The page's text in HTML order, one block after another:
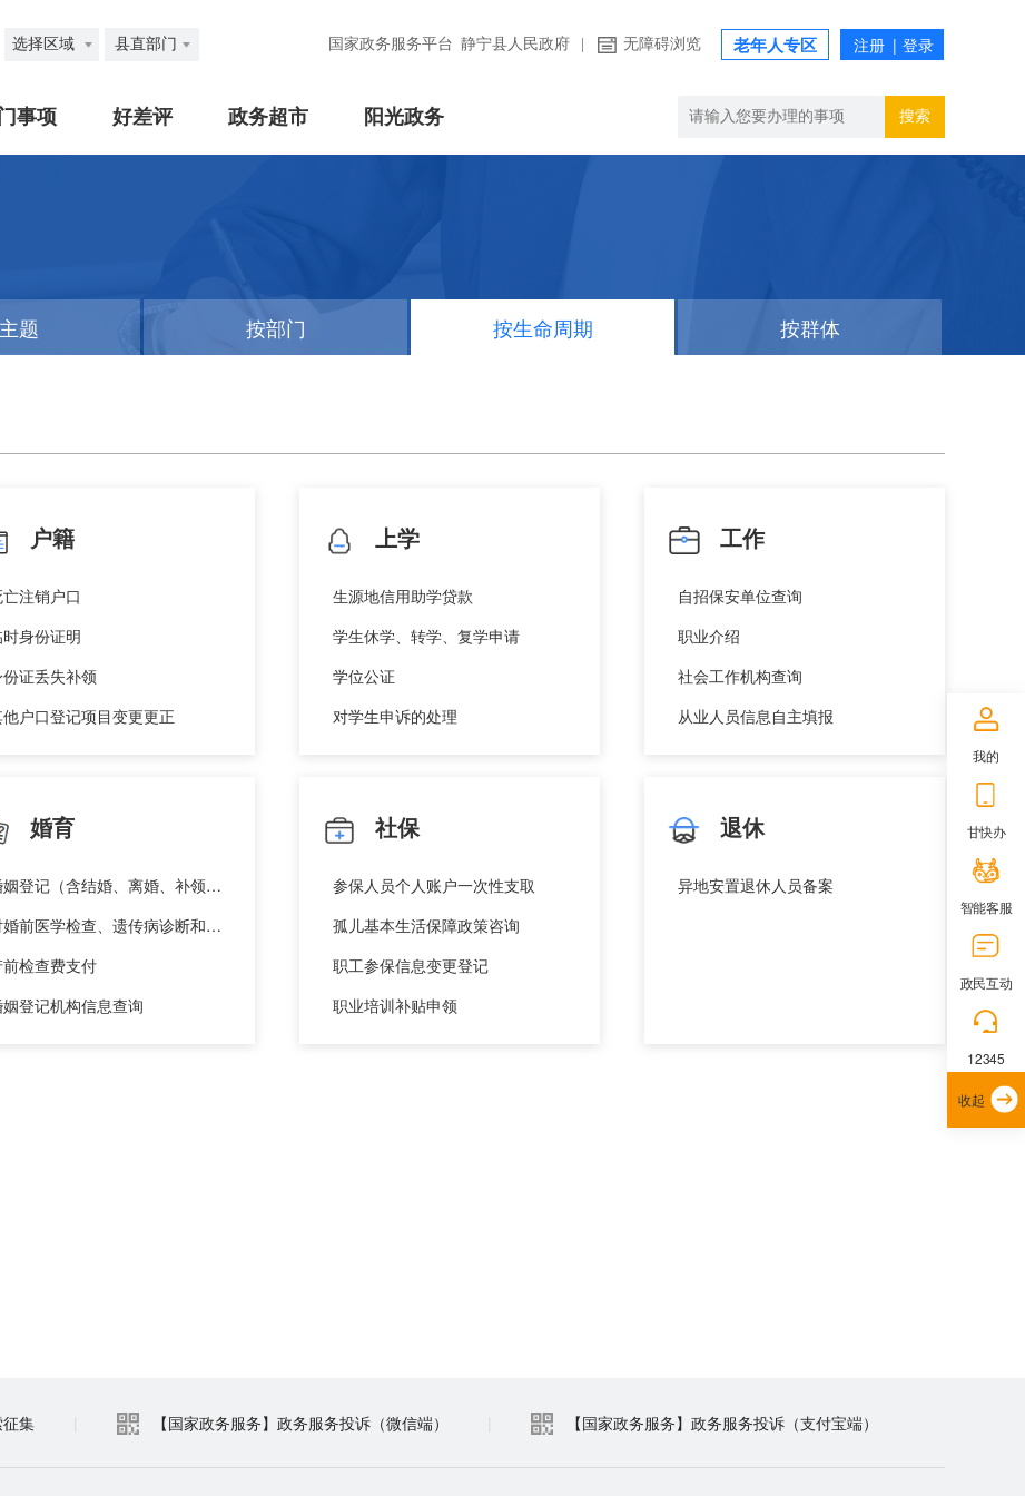
选择区域 县直部门 国家政务服务平台 静宁县人民政府 无障碍浏览 老年人专区
事项 好差评 政务超市 阳光政务 搜索
题 按部门 按生命周期 按群体
户籍
注销户口
身份证明
证丢失补领
户口登记项目变更更正
上学
生源地信用助学贷款
学生休学、转学、复学申请
学位公证
对学生申诉的处理
工作
自招保安单位查询
职业介绍
社会工作机构查询
从业人员信息自主填报
婚育
婚姻登记（含结婚、离婚、补领登记证书）预约
对婚前医学检查、遗传病诊断和产前诊断结果有异议的医学技术鉴定
前检查费支付
登记机构信息查询
社保
参保人员个人账户一次性支取
孤儿基本生活保障政策咨询
职工参保信息变更登记
职业培训补贴申领
退休
异地安置退休人员备案
征集 【国家政务服务】政务服务投诉（微信端） 【国家政务服务】政务服务投诉（支付宝端）
我的
甘快办
智能客服
政民互动
12345
收起